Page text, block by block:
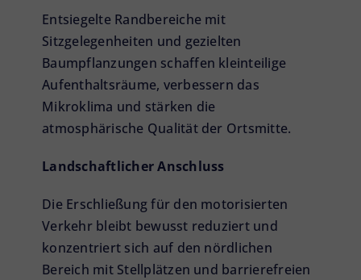
Entsiegelte Randbereiche mit
Sitzgelegenheiten und gezielten
Baumpflanzungen schaffen kleinteilige
Aufenthaltsräume, verbessern das
Mikroklima und stärken die
atmosphärische Qualität der Ortsmitte.
Landschaftlicher Anschluss
Die Erschließung für den motorisierten
Verkehr bleibt bewusst reduziert und
konzentriert sich auf den nördlichen
Bereich mit Stellplätzen und barrierefreien